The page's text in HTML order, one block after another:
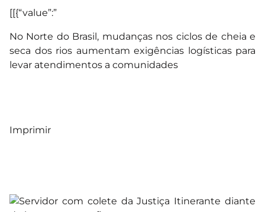
[[{“value”:”
No Norte do Brasil, mudanças nos ciclos de cheia e
seca dos rios aumentam exigências logísticas para
levar atendimentos a comunidades
Imprimir